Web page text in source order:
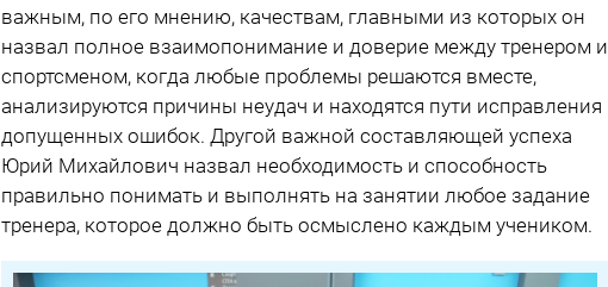
важным, по его мнению, качествам, главными из которых он
назвал полное взаимопонимание и доверие между тренером и
спортсменом, когда любые проблемы решаются вместе,
анализируются причины неудач и находятся пути исправления
допущенных ошибок. Другой важной составляющей успеха
Юрий Михайлович назвал необходимость и способность
правильно понимать и выполнять на занятии любое задание
тренера, которое должно быть осмыслено каждым учеником.